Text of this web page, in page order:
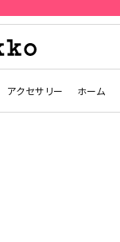
アクセサリー ホーム